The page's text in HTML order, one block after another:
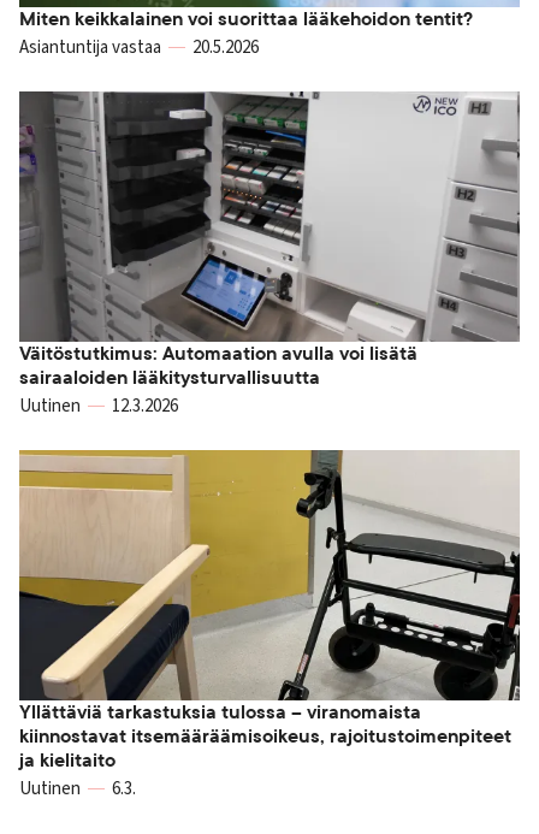
Miten keikkalainen voi suorittaa lääkehoidon tentit?
Asiantuntija vastaa 20.5.2026
Väitöstutkimus: Automaation avulla voi lisätä
sairaaloiden lääkitysturvallisuutta
Uutinen 12.3.2026
Yllättäviä tarkastuksia tulossa – viranomaista
kiinnostavat itsemääräämisoikeus, rajoitustoimenpiteet
ja kielitaito
Uutinen 6.3.